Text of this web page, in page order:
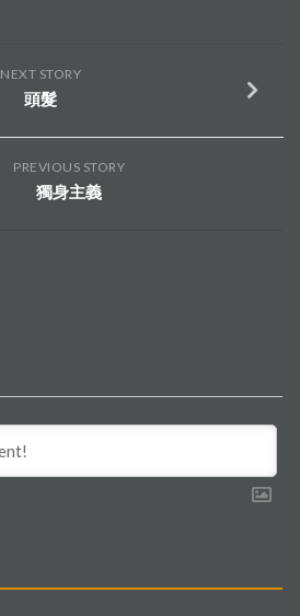
NEXT STORY
頭髮
PREVIOUS STORY
獨身主義